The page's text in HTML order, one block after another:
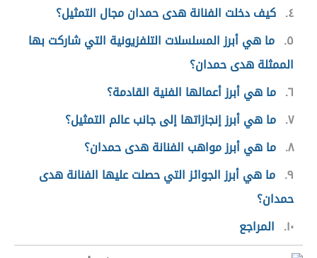
٤ كيف دخلت الفنانة هدى حمدان مجال التمثيل؟
٥ ما هي أبرز المسلسلات التلفزيونية التي شاركت بها
الممثلة هدى حمدان؟
٦ ما هي أبرز أعمالها الفنية القادمة؟
٧ ما هي أبرز إنجازاتها إلى جانب عالم التمثيل؟
٨ ما هي أبرز مواهب الفنانة هدى حمدان؟
٩ ما هي أبرز الجوائز التي حصلت عليها الفنانة هدى
حمدان؟
١٠
المراجع